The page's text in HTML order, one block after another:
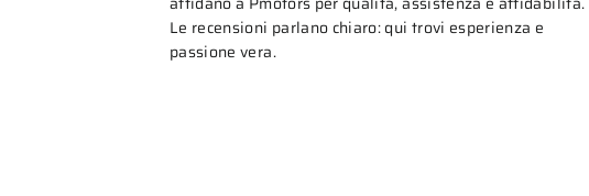
Le recensioni parlano chiaro: qui trovi esperienza e
passione vera.